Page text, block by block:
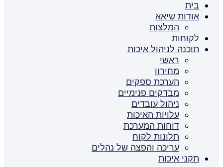
בית
אודות שיאא
המלצות
לקוחות
תוכנה לניהול איכות
ראשי
מחירון
הערכת ספקים
מבדקים פנימיים
ניהול עובדים
עלויות האיכות
דוחות המערכת
תלונות לקוח
עריכה והפצה של נהלים
תקני איכות